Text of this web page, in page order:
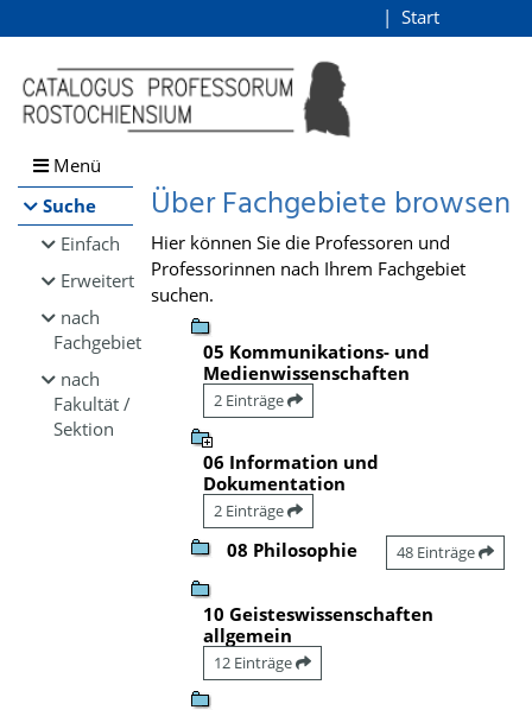
Browsen
direkt zum Inhalt
Start
Menü
Suche
Einfach
Erweitert
nach
Fachgebiet
nach
Fakultät /
Sektion
Über Fachgebiete browsen
Hier können Sie die Professoren und
Professorinnen nach Ihrem Fachgebiet
suchen.
05 Kommunikations- und
Medienwissenschaften
2 Einträge
06 Information und
Dokumentation
2 Einträge
08 Philosophie 48 Einträge
10 Geisteswissenschaften
allgemein
12 Einträge